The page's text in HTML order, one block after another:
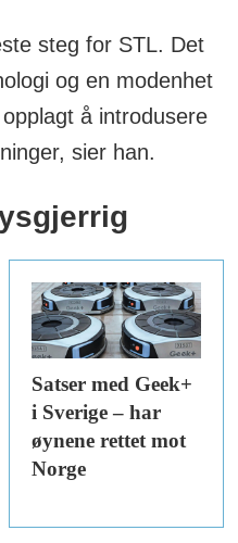
steg for STL. Det
og en modenhet
å introdusere
sier han.
Satser med Geek+
i Sverige – har
øynene rettet mot
Norge